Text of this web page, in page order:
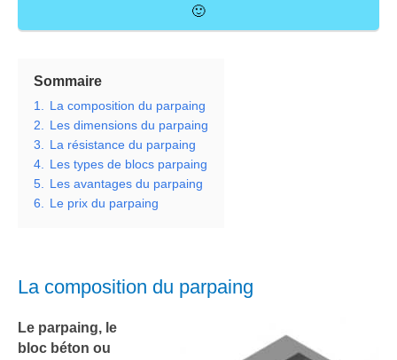
🙂
Sommaire
1.
La composition du parpaing
2.
Les dimensions du parpaing
3.
La résistance du parpaing
4.
Les types de blocs parpaing
5.
Les avantages du parpaing
6.
Le prix du parpaing
La composition du parpaing
Le parpaing, le
bloc béton ou